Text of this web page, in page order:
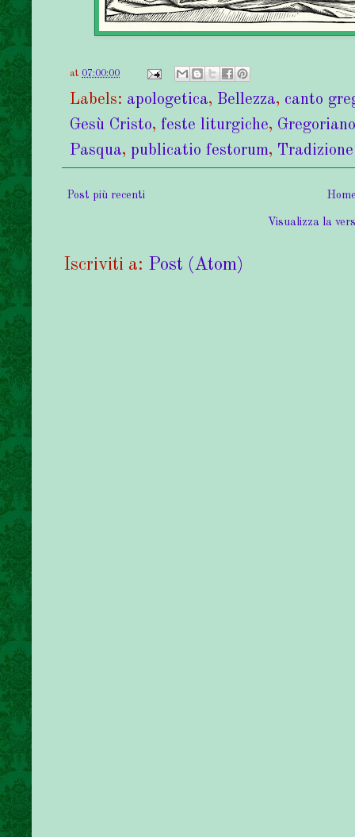
at 07:00:00
Labels: apologetica, Bellezza, canto
Gesù Cristo, feste liturgiche, Gregoriano
Pasqua, publicatio festorum, Tradizione
Post più recenti
Visualizza la
Iscriviti a: Post (Atom)